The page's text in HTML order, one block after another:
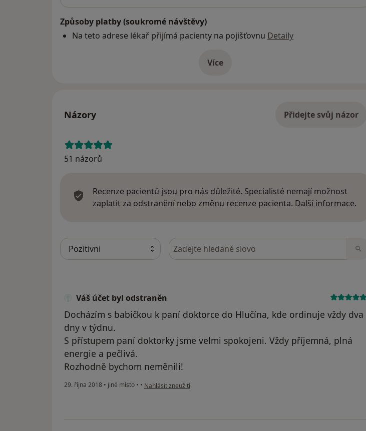
Způsoby platby (soukromé návštěvy)
Na teto adrese lékař přijímá pacienty na pojišťovnu Detaily
Víceo adrese
Názory Přidejte svůj názor
51 názorů
Recenze pacientů jsou pro nás důležité. Specialisté nemají možnost
zaplatit za odstranění nebo změnu recenze pacienta. Další informace.
Hledejte v názorech
Váš účet byl odstraněn
Docházím s babičkou k paní doktorce do Hlučína, kde ordinuje vždy dva
dny v týdnu.
S přístupem paní doktorky jsme velmi spokojeni. Vždy příjemná, plná
energie a pečlivá.
Rozhodně bychom neměnili!
29. října 2018 • jiné místo • • podle názoru uživatele Váš účet byl odstraněn
Nahlásit zneužití